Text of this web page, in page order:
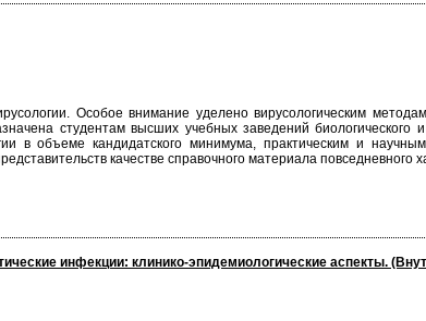
Особое внимание уделено вирусологическим методам
студентам высших учебных заведений биологического
в объеме кандидатского минимума, практическим и
качестве справочного материала повседневного
инфекции: клинико-эпидемиологические аспекты.